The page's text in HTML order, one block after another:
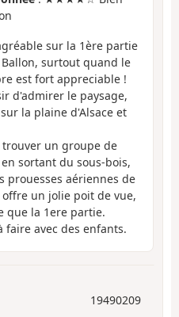
sur la 1ère partie
surtout quand le
est fort appreciable !
d'admirer le paysage,
la plaine d'Alsace et
un groupe de
sortant du sous-bois,
prouesses aériennes de
un jolie poit de vue,
que la 1ere partie.
faire avec des enfants.
19490209